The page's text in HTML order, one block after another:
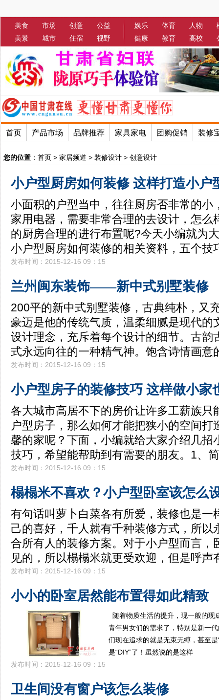
美食 市场 创意
公益
美景
城市 住宿 视野
娱乐 体育 人物
健康
教育 高校
首页 产品市场 品牌推荐 家具家电 团购促销 装修
您的位置 ： 首页 > 家居频道 > 装修设计 > 创意设计
小户型厨房如何装修 这样打造小户
小面积的户型当中，往往厨房否非常的小
家用电器，需要非常合理的去设计，怎么
的厨房合理的进行布置呢?今天小编就为
小户型厨房如何装修的相关资料，五个技
发布时间：2015-12-16 09：15
兰州闽东装饰——新中式别墅装修
200平的新中式别墅装修，古典纯朴，又
豪迈是他的传统气质，温柔细腻是现代的
设计理念，充斥着每个设计的细节。古韵
式永远向往的一种精气神。饱含诗情画意
发布时间：2015-12-16 09：15
小户型房子的装修技巧 这样做小家
各大城市高居不下的房价让许多工薪族只
户型房子，那么如何才能把狭小的空间打
馨的家呢？下面，小编就给大家介绍几招
技巧，希望能帮助到有需要的朋友。1、
发布时间：2015-12-16 09：15
榻榻米不喜欢？小户型卧室该怎么
有句话叫萝卜白菜各有所爱，装修也是一
己的喜好，千人就有千种装修方式，所以
合所有人的装修方案。对于小户型而言，
见的，所以榻榻米就更受欢迎，但是呼声
发布时间：2015-12-16 09：15
小小的卧室居然能布置得如此精致
随着物质生活的提升，现一般的现
青年男女们的需求了，特别是新一
们现在追求的就是无束无缚，甚至
是“DIY”了！虽然说的是这样
发布时间：2015-12-16 09：15
卫生间没有窗户该怎么装修